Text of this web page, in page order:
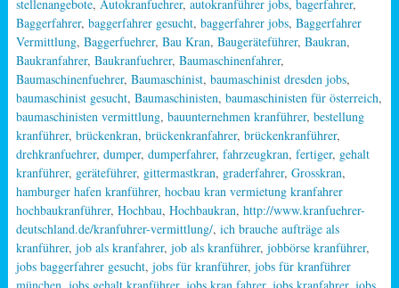
stellenangebote, Autokranfuehrer, autokranführer jobs, bagerfahrer,
Baggerfahrer, baggerfahrer gesucht, baggerfahrer jobs, Baggerfahrer
Vermittlung, Baggerfuehrer, Bau Kran, Baugeräteführer, Baukran,
Baukranfahrer, Baukranfuehrer, Baumaschinenfahrer,
Baumaschinenfuehrer, Baumaschinist, baumaschinist dresden jobs,
baumaschinist gesucht, Baumaschinisten, baumaschinisten für österreich,
baumaschinisten vermittlung, bauunternehmen kranführer, bestellung
kranführer, brückenkran, brückenkranfahrer, brückenkranführer,
drehkranfuehrer, dumper, dumperfahrer, fahrzeugkran, fertiger, gehalt
kranführer, geräteführer, gittermastkran, graderfahrer, Grosskran,
hamburger hafen kranführer, hocbau kran vermietung kranfahrer
hochbaukranführer, Hochbau, Hochbaukran, http://www.kranfuehrer-
deutschland.de/kranfuhrer-vermittlung/, ich brauche aufträge als
kranführer, job als kranfahrer, job als kranführer, jobbörse kranführer,
jobs baggerfahrer gesucht, jobs für kranführer, jobs für kranführer